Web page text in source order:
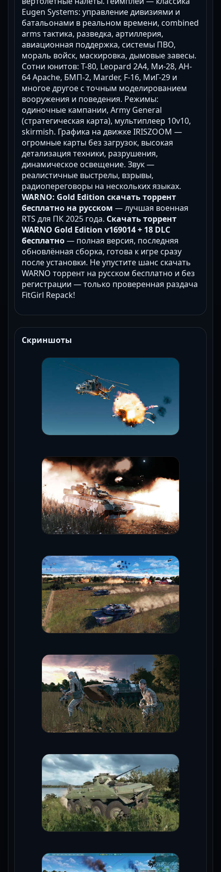
Eugen Systems: управление дивизиями и
батальонами в реальном времени, combined
arms тактика, разведка, артиллерия,
авиационная поддержка, системы ПВО,
мораль войск, маскировка, дымовые завесы.
Сотни юнитов: Т-80, Leopard 2A4, Ми-28, AH-
64 Apache, БМП-2, Marder, F-16, МиГ-29 и
многое другое с точным моделированием
вооружения и поведения. Режимы:
одиночные кампании, Army General
(стратегическая карта), мультиплеер 10v10,
skirmish. Графика на движке IRISZOOM —
огромные карты без загрузок, высокая
детализация техники, разрушения,
динамическое освещение. Звук —
реалистичные выстрелы, взрывы,
радиопереговоры на нескольких языках.
WARNO: Gold Edition скачать торрент
бесплатно на русском — лучшая военная
RTS для ПК 2025 года. Скачать торрент
WARNO Gold Edition v169014 + 18 DLC
бесплатно— полная версия, последняя
обновлённая сборка, готова к игре сразу
после установки. Не упустите шанс скачать
WARNO торрент на русском бесплатно и без
регистрации — только проверенная раздача
FitGirl Repack!
Скриншоты